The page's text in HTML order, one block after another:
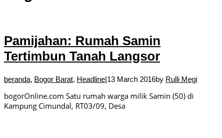
Pamijahan: Rumah Samin
Tertimbun Tanah Langsor
beranda, Bogor Barat, Headline|13 March 2016by Rulli Megi
bogorOnline.com Satu rumah warga milik Samin (50) di
Kampung Cimundal, RT03/09, Desa